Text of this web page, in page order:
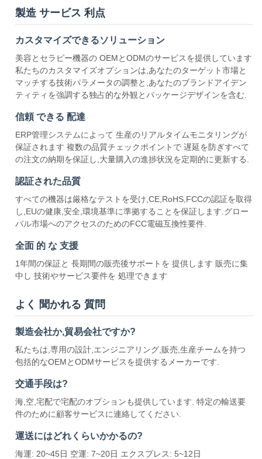
製造 サービス 利点
カスタマイズできるソリューション
美容とセラピー機器の OEMとODMのサービスを提供しています
私たちのカスタマイズオプションは,あなたのターゲット市場と
マッチする技術パラメータの調整と,あなたのブランドアイデン
ティティを強調する独占的な外観とパッケージデザインを含む.
信頼 できる 配達
ERP管理システムによって 生産のリアルタイムモニタリングが
保証されます 複数の品質チェックポイントで 遅延を防ぎすべて
の注文の納期を保証し,大量購入の進捗状況を定期的に更新する.
認証された品質
すべての機器は厳格なテストを受け,CE,RoHS,FCCの認証を取得
し,EUの健康,安全,環境基準に準拠することを保証します.グロー
バル市場へのアクセスのためのFCC電磁互換性要件.
全面 的 な 支援
1年間の保証と 長期間の販売後サポートを 提供します 販売に集
中し 技術やサービス要件を 処理できます
よく 聞かれる 質問
製造会社か,貿易会社ですか?
私たちは,専用の設計,エンジニアリング,販売,生産チームを持つ
包括的なOEMとODMサービスを提供するメーカーです.
交通手段は?
海,空,宅配で宅配のオプションも提供しています. 特定の輸送要
件のために顧客サービスに連絡してください.
運送にはどれくらいかかるの?
海運: 20~45日 空運: 7~20日 エクスプレス: 5~12日